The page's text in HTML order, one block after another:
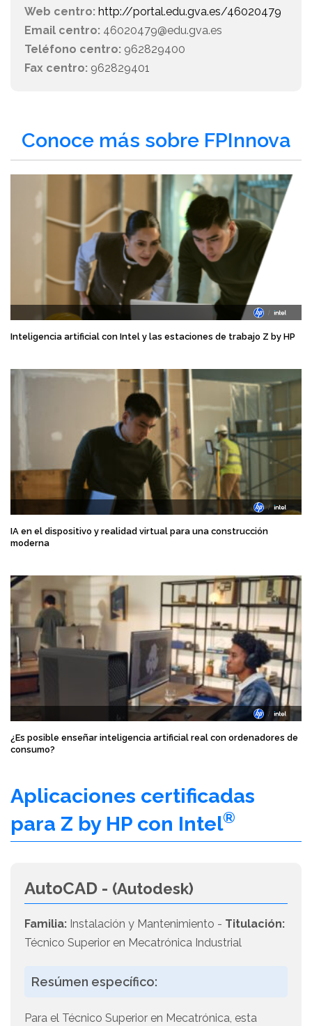
Web centro: http://portal.edu.gva.es/46020479
Email centro: 46020479@edu.gva.es
Teléfono centro: 962829400
Fax centro: 962829401
Conoce más sobre FPInnova
Inteligencia artificial con Intel y las estaciones de trabajo Z by HP
IA en el dispositivo y realidad virtual para una construcción
moderna
¿Es posible enseñar inteligencia artificial real con ordenadores de
consumo?
Aplicaciones certificadas
para Z by HP con Intel®
AutoCAD - (Autodesk)
Familia: Instalación y Mantenimiento - Titulación:
Técnico Superior en Mecatrónica Industrial
Resúmen específico:
Para el Técnico Superior en Mecatrónica, esta